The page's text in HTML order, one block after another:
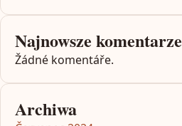
Najnowsze komentarze
Žádné komentáře.
Archiwa